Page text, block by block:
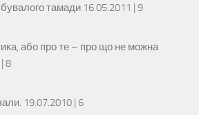
тамади 16.05.2011 | 9
або про те – про що не можна
8
19.07.2010 | 6